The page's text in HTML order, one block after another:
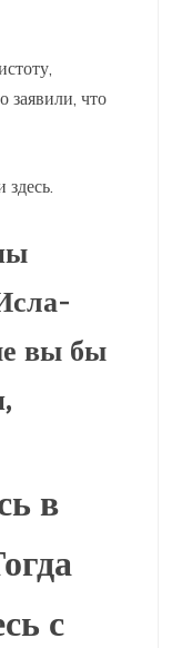
заявили, что
вы бы
в
с